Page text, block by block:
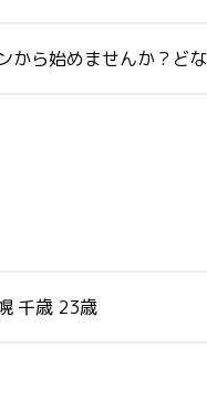
ら始めませんか？ど
千歳 23歳